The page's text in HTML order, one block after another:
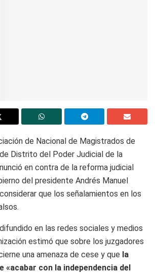
de Nacional de Magistrados de
Distrito del Poder Judicial de la
en contra de la reforma judicial
del presidente Andrés Manuel
que los señalamientos en los
en las redes sociales y medios
estimó que sobre los juzgadores
una amenaza de cese y que la
«acabar con la independencia del